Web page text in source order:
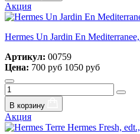
Акция
Hermes Un Jardin En
Артикул: 00759
Цена: 700 руб 1050 руб
В корзину
Акция